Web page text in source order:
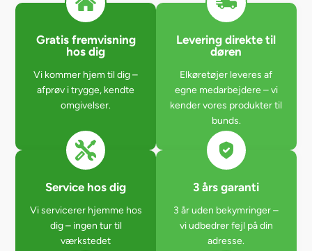
Gratis fremvisning
hos dig
Vi kommer hjem til dig –
afprøv i trygge, kendte
omgivelser.
Levering direkte til
døren
Elkøretøjer leveres af
egne medarbejdere – vi
kender vores produkter til
bunds.
Service hos dig
Vi servicerer hjemme hos
dig – ingen tur til
værkstedet
3 års garanti
3 år uden bekymringer –
vi udbedrer fejl på din
adresse.